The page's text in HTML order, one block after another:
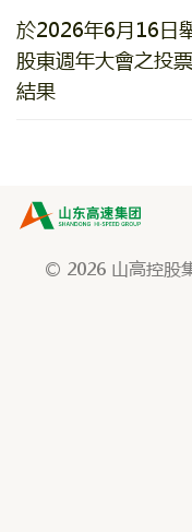
於2026年6月16日
股東週年大會之投
結果
© 2026 山高控股